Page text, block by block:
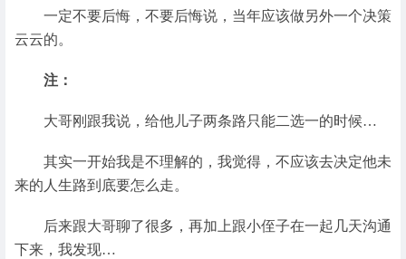
一定不要后悔，不要后悔说，当年应该做另外一个决策
云云的。
注：
大哥刚跟我说，给他儿子两条路只能二选一的时候…
其实一开始我是不理解的，我觉得，不应该去决定他未
来的人生路到底要怎么走。
后来跟大哥聊了很多，再加上跟小侄子在一起几天沟通
下来，我发现…